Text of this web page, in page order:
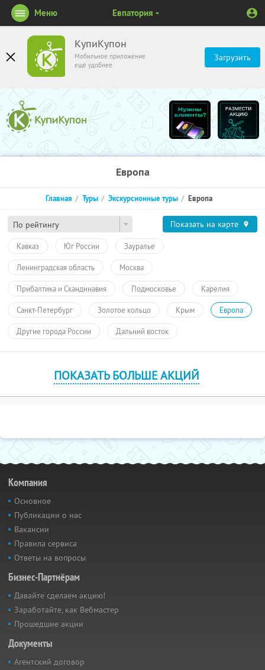
КупиКупон
Мобильное приложение
ещё удобнее
Загрузить
Меню Евпатория
Европа
По рейтингу
Главная Туры Экскурсионные туры Европа
Показать на карте
Кавказ Юг России Зауралье
Ленинградская область Москва
Прибалтика и Скандинавия Подмосковье Карелия
Санкт-Петербург Золотое кольцо Крым Европа
Другие города России Дальний восток
ПОКАЗАТЬ БОЛЬШЕ АКЦИЙ
Компания
Основное
Публикации о нас
Вакансии
Правила сервиса
Ответы на вопросы
Бизнес-Партнёрам
Давайте сделаем акцию!
Заработайте, как Вебмастер
Прошедшие акции
Документы
Агентский договор